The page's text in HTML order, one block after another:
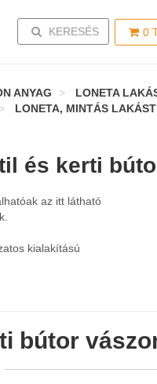
0
TOGGLE SEARCH
KERESÉS
ANYAG
LONETA
LONETA, MINTÁS
és kerti
az itt látható
kialakítású
bútor